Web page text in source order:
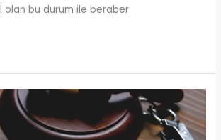
olan bu durum ile beraber